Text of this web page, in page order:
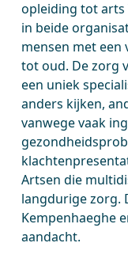
opleiding tot arts
in beide
mensen met een
tot oud. De zorg
een uniek
anders kijken,
vanwege vaak
Artsen die
langdurige zorg.
Kempenhaeghe
aandacht.